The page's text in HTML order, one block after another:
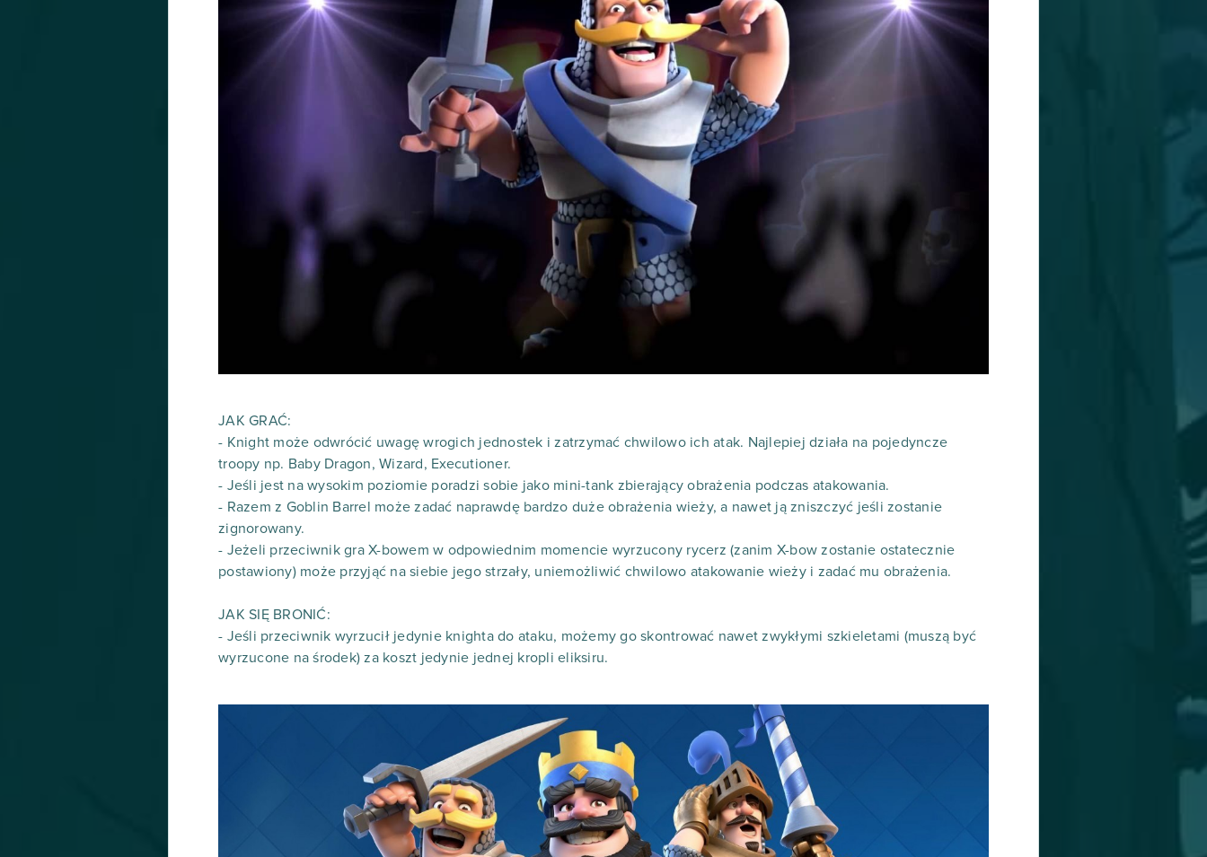
JAK GRAĆ:
- Knight może odwrócić uwagę wrogich jednostek i zatrzymać chwilowo ich atak. Najlepiej działa na pojedyncze
troopy np. Baby Dragon, Wizard, Executioner.
- Jeśli jest na wysokim poziomie poradzi sobie jako mini-tank zbierający obrażenia podczas atakowania.
- Razem z Goblin Barrel może zadać naprawdę bardzo duże obrażenia wieży, a nawet ją zniszczyć jeśli zostanie
zignorowany.
- Jeżeli przeciwnik gra X-bowem w odpowiednim momencie wyrzucony rycerz (zanim X-bow zostanie ostatecznie
postawiony) może przyjąć na siebie jego strzały, uniemożliwić chwilowo atakowanie wieży i zadać mu obrażenia.
JAK SIĘ BRONIĆ:
- Jeśli przeciwnik wyrzucił jedynie knighta do ataku, możemy go skontrować nawet zwykłymi szkieletami (muszą być
wyrzucone na środek) za koszt jedynie jednej kropli eliksiru.